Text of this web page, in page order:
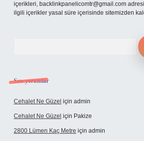
içerikleri, backlinkpanelicomtr@gmail.com
ilgili içerikler yasal süre içerisinde sitemizden
Son yorumlar
Cehalet Ne Güzel için admin
Cehalet Ne Güzel için Pakize
2800 Lümen Kaç Metre için admin